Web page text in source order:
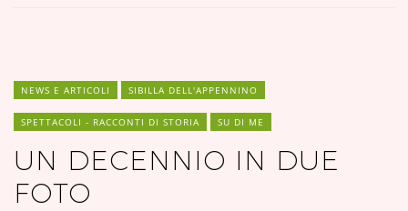
NEWS E ARTICOLI SIBILLA DELL'APPENNINO
SPETTACOLI - RACCONTI DI STORIA SU DI ME
UN DECENNIO IN DUE
FOTO